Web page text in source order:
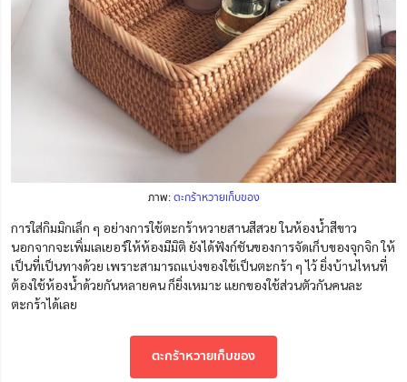
ภาพ:ตะกร้าหวายเก็บของ
การใส่กิมมิกเล็ก ๆ อย่างการใช้ตะกร้าหวายสานสีสวย ในห้องน้ำสีขาว
นอกจากจะเพิ่มเลเยอร์ให้ห้องมีมิติ ยังได้ฟังก์ชันของการจัดเก็บของจุกจิก ให้
เป็นที่เป็นทางด้วย เพราะสามารถแบ่งของใช้เป็นตะกร้า ๆ ไว้ ยิ่งบ้านไหนที่
ต้องใช้ห้องน้ำด้วยกันหลายคน ก็ยิ่งเหมาะ แยกของใช้ส่วนตัวกันคนละ
ตะกร้าได้เลย
ตะกร้าหวายเก็บของ